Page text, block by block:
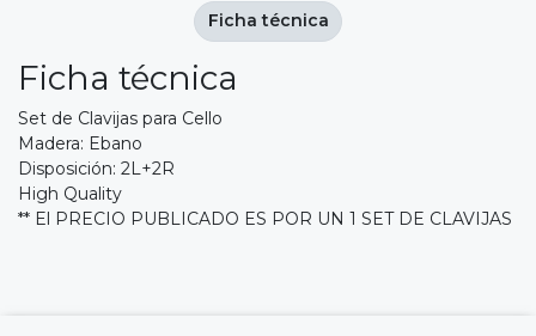
Ficha técnica
Set de Clavijas para Cello
Madera: Ebano
Disposición: 2L+2R
High Quality
** El PRECIO PUBLICADO ES POR UN 1 SET DE CLAVIJAS
Ficha técnica